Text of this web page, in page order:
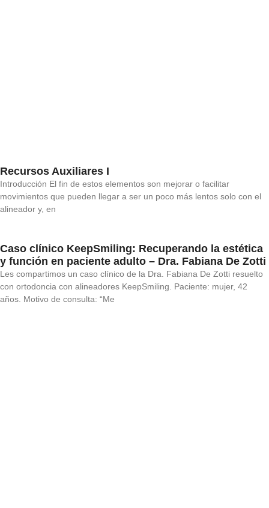
Recursos Auxiliares I
Introducción El fin de estos elementos son mejorar o facilitar
movimientos que pueden llegar a ser un poco más lentos solo con el
alineador y, en
Caso clínico KeepSmiling: Recuperando la estética
y función en paciente adulto – Dra. Fabiana De Zotti
Les compartimos un caso clínico de la Dra. Fabiana De Zotti resuelto
con ortodoncia con alineadores KeepSmiling. Paciente: mujer, 42
años. Motivo de consulta: “Me